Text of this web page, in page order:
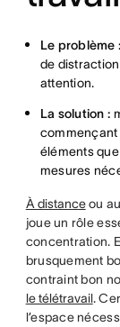
Le problème :
de
attention.
La solution :
commençant
éléments
mesures
À distanceou
joue un rôle
concentration.
brusquement
contraint bon
le télétravail.
l’espace